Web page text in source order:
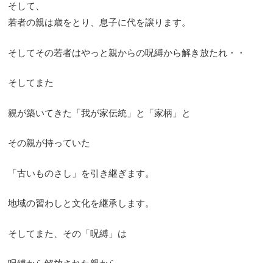
そして、
若者の親は歳をとり、息子に代を譲ります。
そしてその若者はやっと親からの呪縛から解き放たれ・・
そしてまた
親が築いてきた「我が家伝統」と「家柄」と
その親が持っていた
「古いものさし」を引き継ぎます。
地域の習わしと文化を継承します。
そしてまた、その「呪縛」は